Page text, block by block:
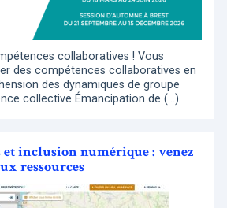
collaboratives ! Vous
des compétences collaboratives en
des dynamiques de groupe
collective Émancipation de (…)
inclusion numérique : venez
ressources